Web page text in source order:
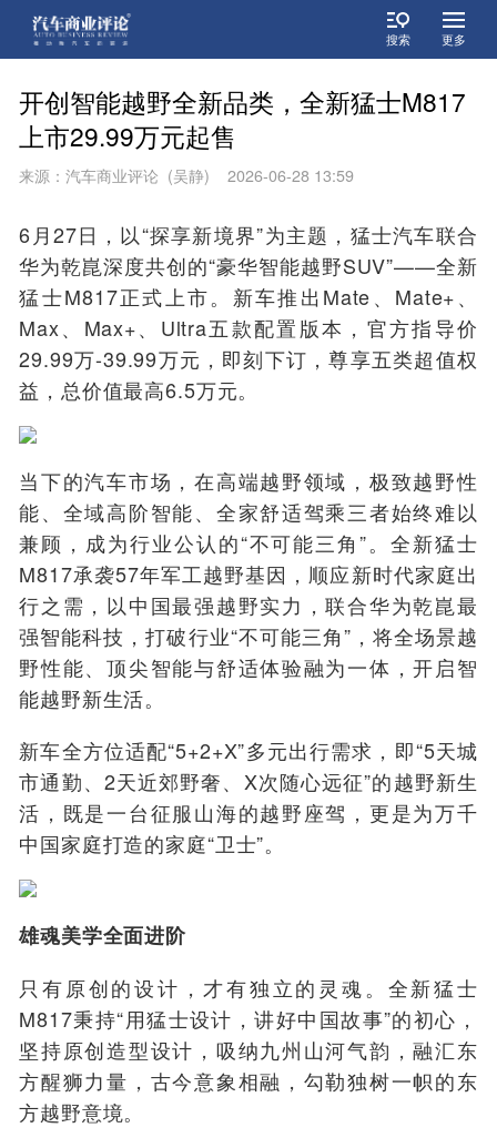
搜索 更多
​开创智能越野全新品类，全新猛士M817
上市29.99万元起售
来源：汽车商业评论 (吴静) 2026-06-28 13:59
6月27日，以“探享新境界”为主题，猛士汽车联合
华为乾崑深度共创的“豪华智能越野SUV”——全新
猛士M817正式上市。新车推出Mate、Mate+、
Max、Max+、Ultra五款配置版本，官方指导价
29.99万-39.99万元，即刻下订，尊享五类超值权
益，总价值最高6.5万元。
当下的汽车市场，在高端越野领域，极致越野性
能、全域高阶智能、全家舒适驾乘三者始终难以
兼顾，成为行业公认的“不可能三角”。全新猛士
M817承袭57年军工越野基因，顺应新时代家庭出
行之需，以中国最强越野实力，联合华为乾崑最
强智能科技，打破行业“不可能三角”，将全场景越
野性能、顶尖智能与舒适体验融为一体，开启智
能越野新生活。
新车全方位适配“5+2+X”多元出行需求，即“5天城
市通勤、2天近郊野奢、X次随心远征”的越野新生
活，既是一台征服山海的越野座驾，更是为万千
中国家庭打造的家庭“卫士”。
雄魂美学全面进阶
只有原创的设计，才有独立的灵魂。全新猛士
M817秉持“用猛士设计，讲好中国故事”的初心，
坚持原创造型设计，吸纳九州山河气韵，融汇东
方醒狮力量，古今意象相融，勾勒独树一帜的东
方越野意境。